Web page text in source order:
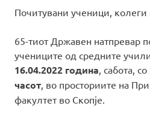
Почитувани ученици,
65-тиот Државен натпревар
учениците од средните
16.04.2022 година , сабота,
часот , во просториите на
факултет во Скопје.